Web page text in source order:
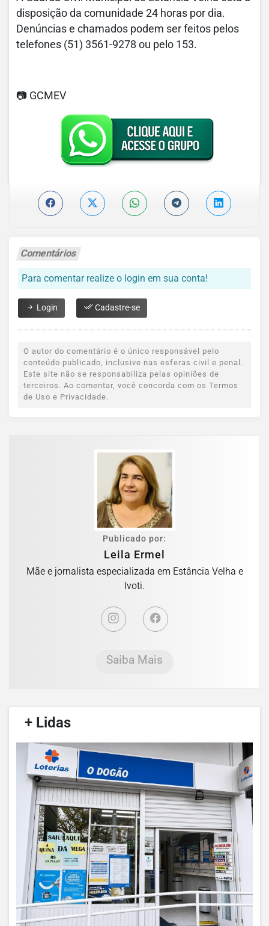
disposição da comunidade 24 horas por dia.
Denúncias e chamados podem ser feitos pelos
telefones (51) 3561-9278 ou pelo 153.
📷 GCMEV
Comentários
Para comentar realize o login em sua conta!
Login Cadastre-se
O autor do comentário é o único responsável pelo
conteúdo publicado, inclusive nas esferas civil e penal.
Este site não se responsabiliza pelas opiniões de
terceiros. Ao comentar, você concorda com os Termos
de Uso e Privacidade.
Publicado por:
Leila Ermel
Mãe e jornalista especializada em Estância Velha e
Ivoti.
Saiba Mais
+ Lidas